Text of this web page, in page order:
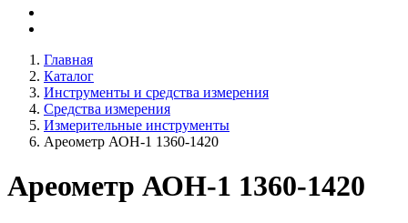
Главная
Каталог
Инструменты и средства измерения
Средства измерения
Измерительные инструменты
Ареометр АОН-1 1360-1420
Ареометр АОН-1 1360-1420